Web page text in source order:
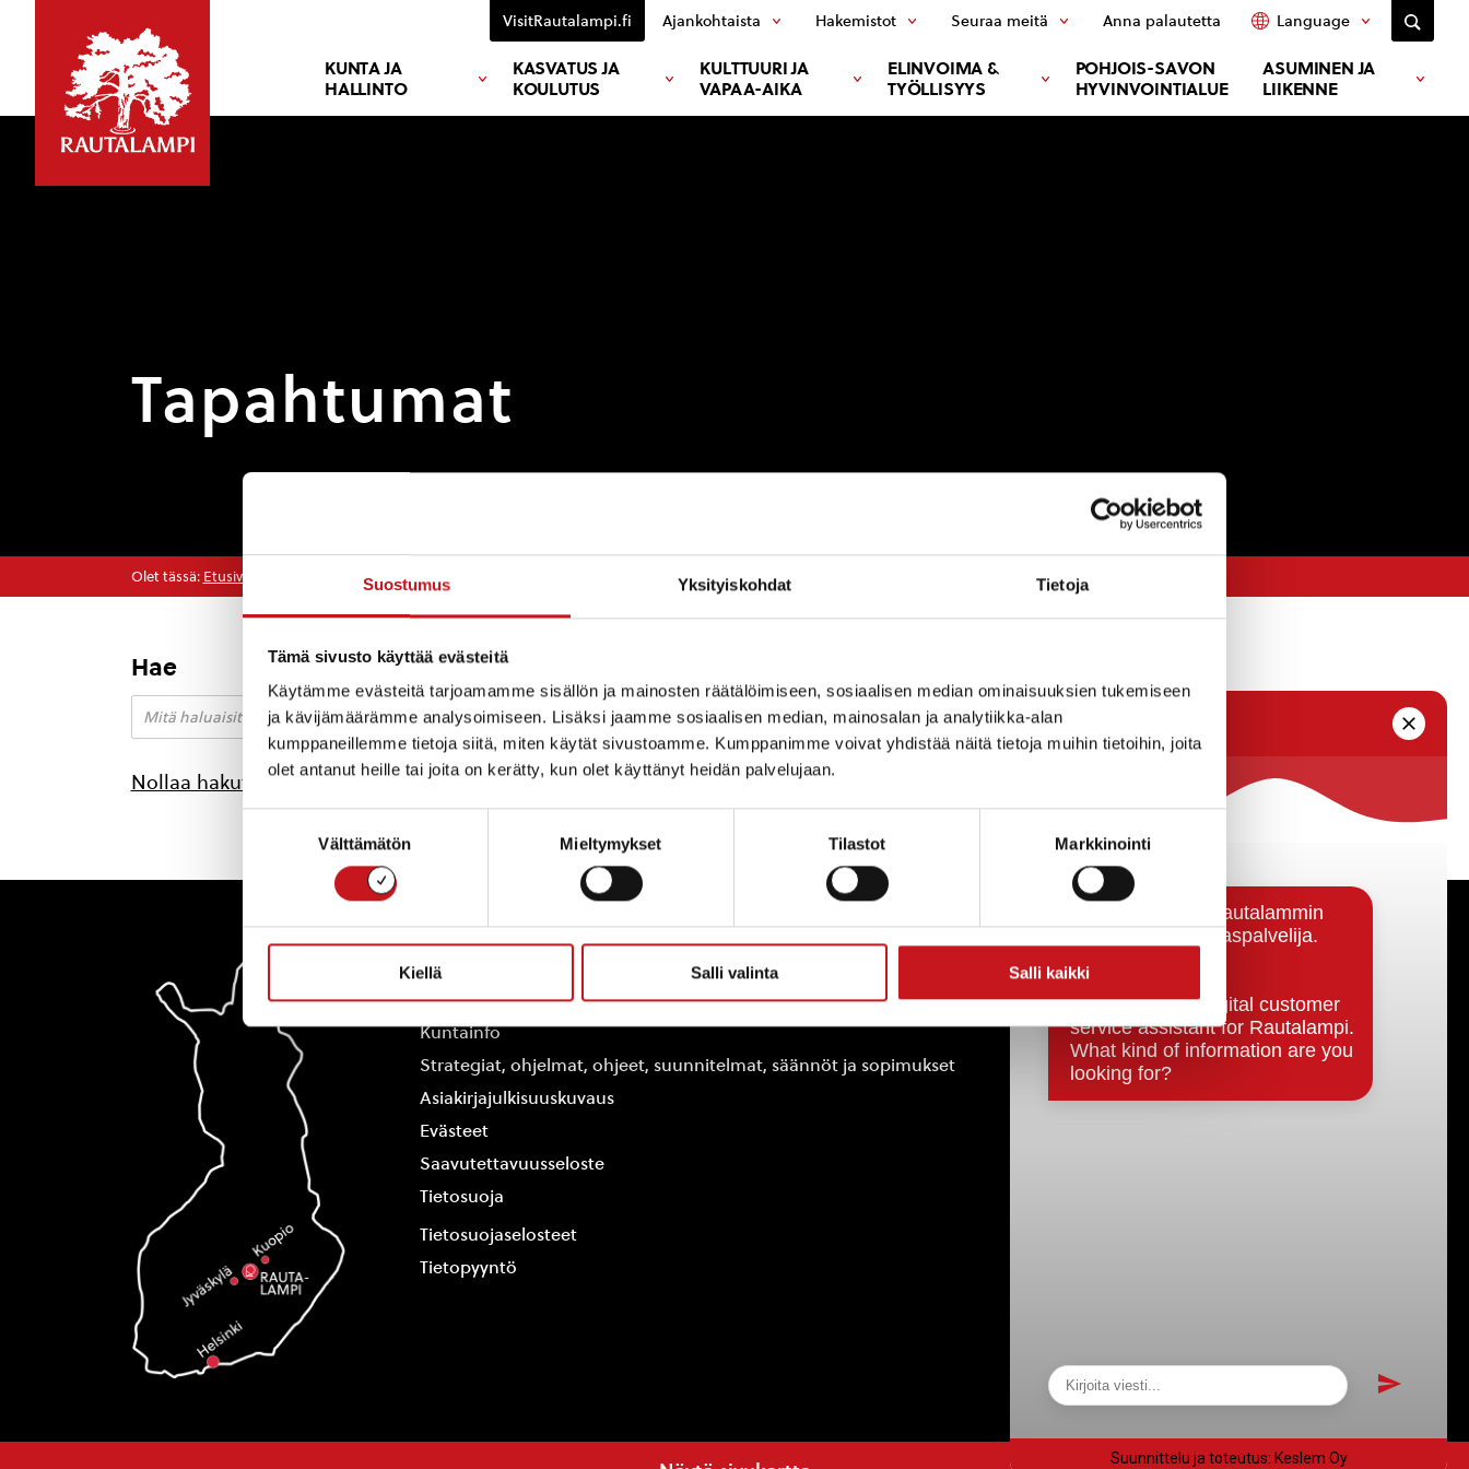
Suostumus Yksityiskohdat Tietoja
Tämä sivusto käyttää evästeitä
Käytämme evästeitä tarjoamamme sisällön ja mainosten räätälöimiseen, sosiaalisen median ominaisuuksien tukemiseen
ja kävijämäärämme analysoimiseen. Lisäksi jaamme sosiaalisen median, mainosalan ja analytiikka-alan
kumppaneillemme tietoja siitä, miten käytät sivustoamme. Kumppanimme voivat yhdistää näitä tietoja muihin tietoihin, joita
olet antanut heille tai joita on kerätty, kun olet käyttänyt heidän palvelujaan.
Välttämätön Mieltymykset Tilastot Markkinointi
Kiellä Salli valinta Salli kaikki
KUNTA JA
HALLINTO
KASVATUS JA
KOULUTUS
KULTTUURI JA
VAPAA-AIKA
ELINVOIMA &
TYÖLLISYYS
POHJOIS-SAVON
HYVINVOINTIALUE
ASUMINEN JA
LIIKENNE
VisitRautalampi.fi Ajankohtaista Hakemistot Seuraa meitä Anna palautetta Language
Tapahtumat
Olet tässä: Etusivu kantelekonsertti
Hae
Nollaa hakutulokset
Yhteystiedot
Kuntainfo
Strategiat, ohjelmat, ohjeet, suunnitelmat, säännöt ja sopimukset
Asiakirjajulkisuuskuvaus
Evästeet
Saavutettavuusseloste
Tietosuoja
Tietosuojaselosteet
Tietopyyntö
Päätökset, esityslistat & pöytäkirjat
Hallinto
Kunnanhallitus
Kunnanvaltuusto